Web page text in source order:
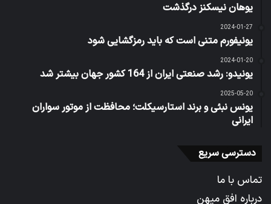
یوهان نیسکنز درگذشت
2024-01-27
یونیفورم متنی است که باید رمزگشایی شود
2024-01-20
یونیدو: رشد صنعتی ایران از 164 کشور جهان بیشتر شد
2025-05-20
یونس نبئی و برند استارسیکلت؛ محافظت از موتور سواران
ایرانی
دسترسی سریع
تماس با ما
درباره افق میهن